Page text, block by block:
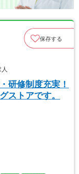
保存する
研修制度充実！
ストアです。